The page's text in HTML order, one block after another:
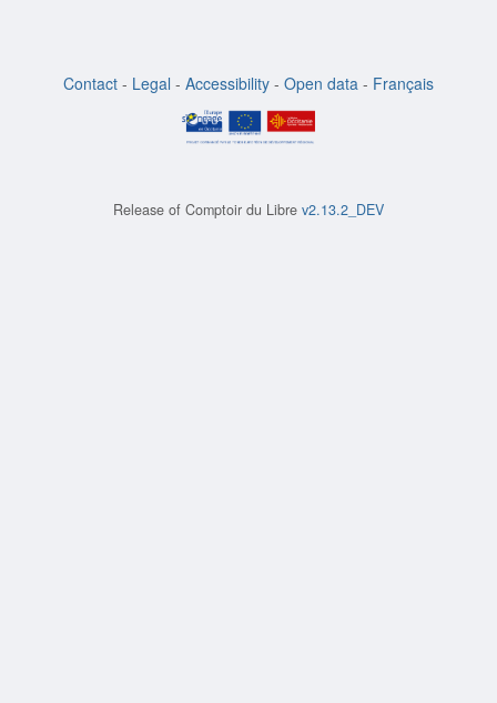
Contact - Legal - Accessibility - Open data - Français
Release of Comptoir du Libre v2.13.2_DEV